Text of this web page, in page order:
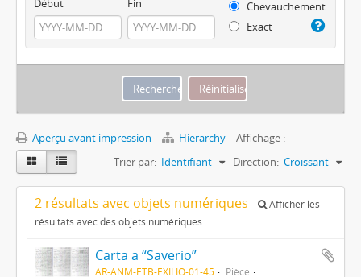
Début Fin
Chevauchement
Exact
Aperçu avant impression Hierarchy
Affichage :
Trier par: Identifiant Direction: Croissant
2 résultats avec objets numériques
Afficher les
résultats avec des objets numériques
Carta a “Saverio”
AR-ANM-ETB-EXILIO-01-45 Pièce